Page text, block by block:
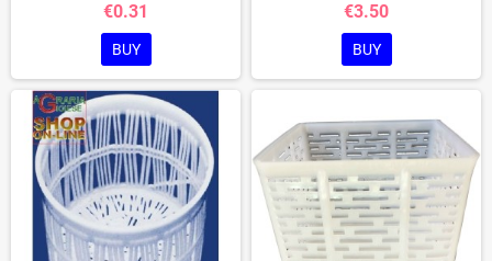
€0.31
BUY
€3.50
BUY